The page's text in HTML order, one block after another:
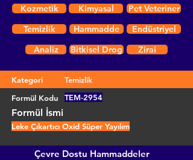
Kozmetik Kimyasal
Pet Veteriner
Temizlik
Hammadde
Endüstriyel
Analiz
Bitkisel Drog Zirai
Kategori
Temizlik
Formül Kodu
TEM-2954
Formül İsmi
Leke Çıkartıcı Oxid Süper Yayılım
Çevre Dostu Hammaddeler